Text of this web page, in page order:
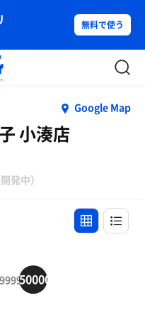
無料で使う
Google Map
小湊店
発中）
500000